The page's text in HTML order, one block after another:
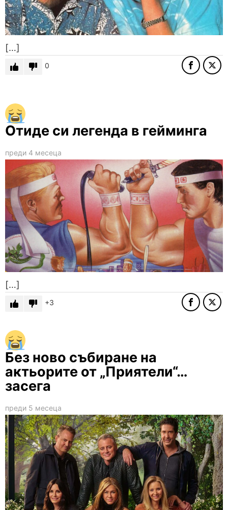
[…]
0
Отиде си легенда в гейминга
преди 4 месеца
[…]
3
Без ново събиране на
актьорите от „Приятели“…
засега
преди 5 месеца